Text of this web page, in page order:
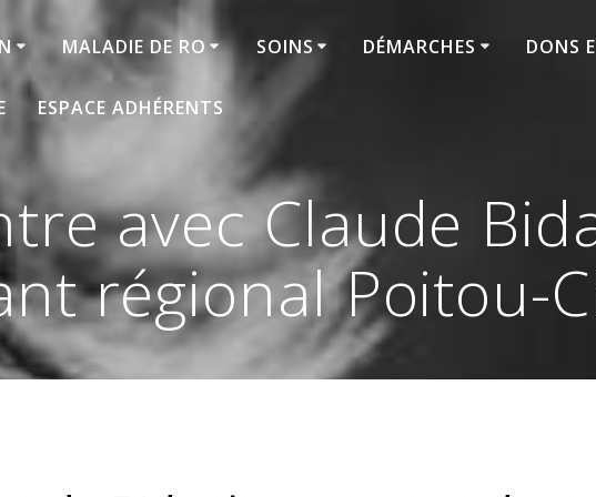
MALADIE DE RO SOINS DÉMARCHES DONS
ESPACE ADHÉRENTS
avec Claude
régional Poitou-